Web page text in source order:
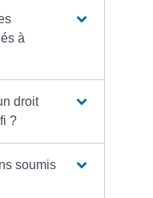
à
droit
?
soumis